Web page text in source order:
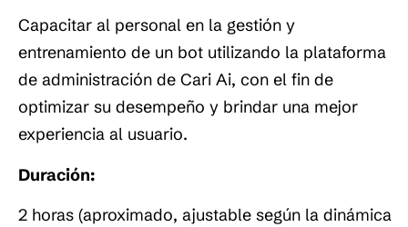
Capacitar al personal en la gestión y
entrenamiento de un bot utilizando la plataforma
de administración de Cari Ai, con el fin de
optimizar su desempeño y brindar una mejor
experiencia al usuario.
Duración:
2 horas (aproximado, ajustable según la dinámica